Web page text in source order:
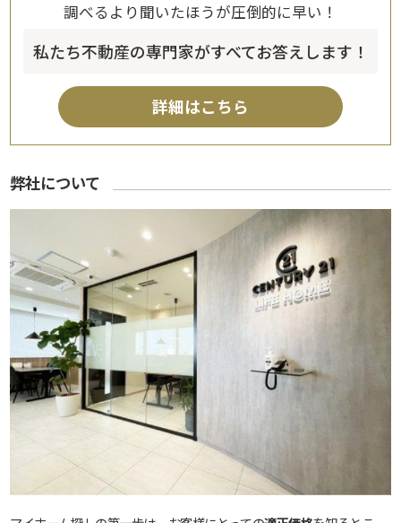
調べるより聞いたほうが圧倒的に早い！
私たち不動産の専門家がすべてお答えします！
詳細はこちら
弊社について